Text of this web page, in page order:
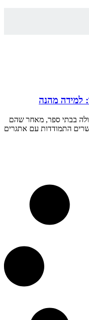
למידה מהנה
בבתי ספר, מאחר שהם
התמודדות עם אתגרים